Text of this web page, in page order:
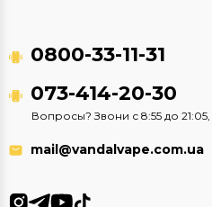
0800-33-11-31
073-414-20-30
Вопросы? Звони с 8:55 до
mail@vandalvape.com.ua